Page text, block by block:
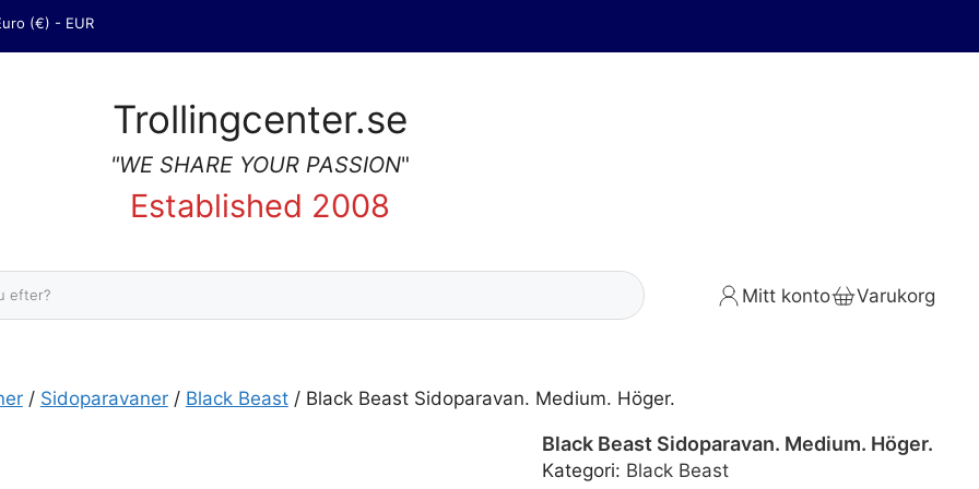
(€) - EUR
Trollingcenter.se
"WE SHARE YOUR PASSION"
Established 2008
Mitt konto Varukorg
/ Sidoparavaner/ Black Beast/ Black Beast Sidoparavan. Medium. Höger.
Black Beast Sidoparavan. Medium. Höger.
Kategori: Black Beast